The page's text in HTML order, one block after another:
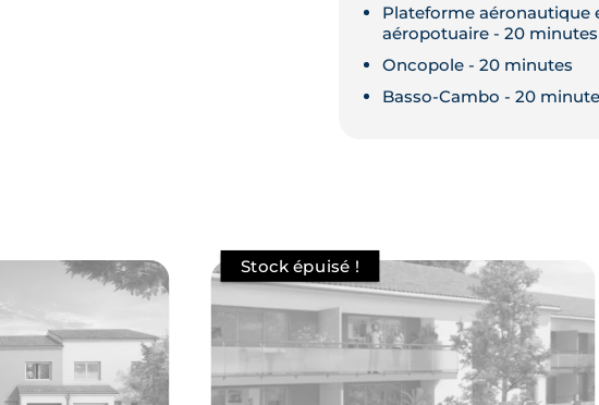
Plateforme aéronautique
aéropotuaire - 20 minutes
Oncopole - 20 minutes
Basso-Cambo - 20